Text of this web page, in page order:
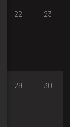
22 23
29 30